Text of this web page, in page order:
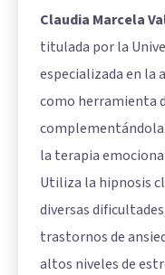
Claudia Marcela
titulada por la
especializada en la
como herramienta
la terapia
Utiliza la hipnosis
diversas
trastornos de
altos niveles de